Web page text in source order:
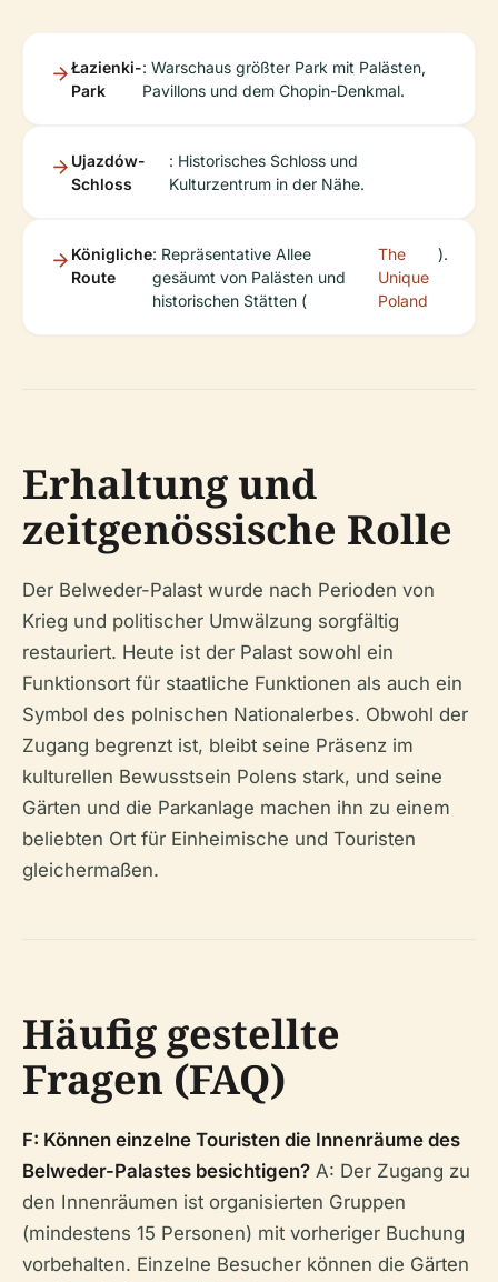
Łazienki-
Park
: Warschaus größter Park mit Palästen,
Pavillons und dem Chopin-Denkmal.
Ujazdów-
Schloss
: Historisches Schloss und
Kulturzentrum in der Nähe.
Königliche
Route
: Repräsentative Allee
gesäumt von Palästen und
historischen Stätten (
The
Unique
Poland
).
Erhaltung und
zeitgenössische Rolle
Der Belweder-Palast wurde nach Perioden von
Krieg und politischer Umwälzung sorgfältig
restauriert. Heute ist der Palast sowohl ein
Funktionsort für staatliche Funktionen als auch ein
Symbol des polnischen Nationalerbes. Obwohl der
Zugang begrenzt ist, bleibt seine Präsenz im
kulturellen Bewusstsein Polens stark, und seine
Gärten und die Parkanlage machen ihn zu einem
beliebten Ort für Einheimische und Touristen
gleichermaßen.
Häufig gestellte
Fragen (FAQ)
F: Können einzelne Touristen die Innenräume des
Belweder-Palastes besichtigen? A: Der Zugang zu
den Innenräumen ist organisierten Gruppen
(mindestens 15 Personen) mit vorheriger Buchung
vorbehalten. Einzelne Besucher können die Gärten